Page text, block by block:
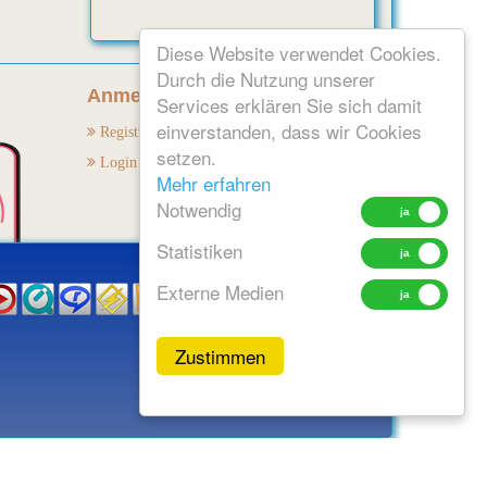
Diese Website verwendet Cookies.
Durch die Nutzung unserer
Services erklären Sie sich damit
einverstanden, dass wir Cookies
setzen.
Mehr erfahren
Notwendig
Statistiken
Externe Medien
Zustimmen
Anmelden:
Registrieren
Login